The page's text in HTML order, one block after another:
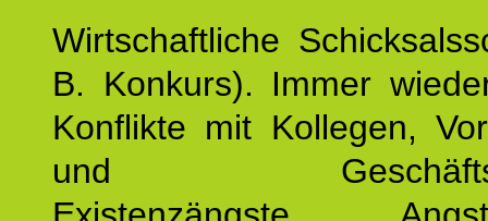
Wirtschaftliche
B. Konkurs). Immer
Konflikte mit Kollegen,
und